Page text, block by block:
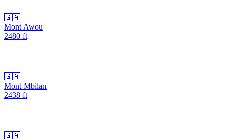
🇬🇦
Mont Awou
2480 ft
🇬🇦
Mont Mbilan
2438 ft
🇬🇦